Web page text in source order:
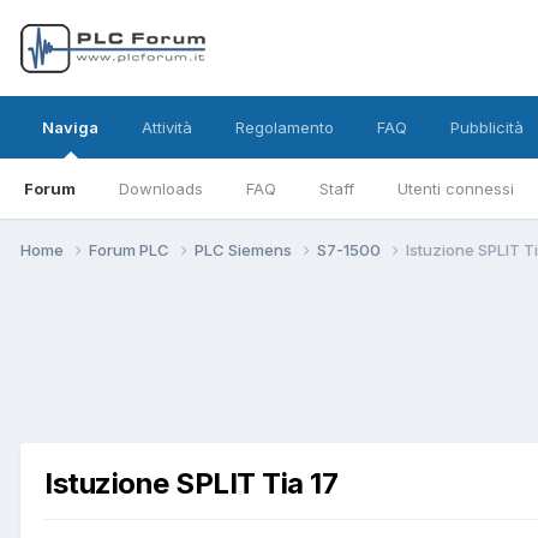
Naviga
Forum Downloads FAQ Staff Utenti connessi
Attività Regolamento FAQ Pubblicità
Home Forum PLC PLC Siemens S7-1500 Istuzione SPLIT
Istuzione SPLIT Tia 17